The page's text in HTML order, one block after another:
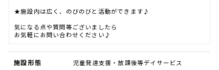
★施設内は広く、のびのびと活動ができます♪
気になる点や質問等ございましたら
お気軽にお問い合わせください♪
施設形態 児童発達支援・放課後等デイサービス